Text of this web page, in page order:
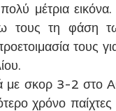
μέτρια εικόνα.
τους τη φάση
τους
με σκορ 3-2 στο
χρόνο